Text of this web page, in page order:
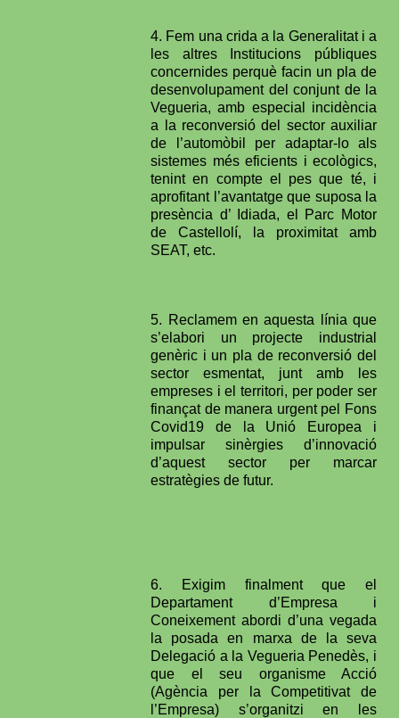
4. Fem una crida a la Generalitat i a
les altres Institucions públiques
concernides perquè facin un pla de
desenvolupament del conjunt de la
Vegueria, amb especial incidència
a la reconversió del sector auxiliar
de l’automòbil per adaptar-lo als
sistemes més eficients i ecològics,
tenint en compte el pes que té, i
aprofitant l’avantatge que suposa la
presència d’ Idiada, el Parc Motor
de Castellolí, la proximitat amb
SEAT, etc.
5. Reclamem en aquesta línia que
s’elabori un projecte industrial
genèric i un pla de reconversió del
sector esmentat, junt amb les
empreses i el territori, per poder ser
finançat de manera urgent pel Fons
Covid19 de la Unió Europea i
impulsar sinèrgies d’innovació
d’aquest sector per marcar
estratègies de futur.
6. Exigim finalment que el
Departament d’Empresa i
Coneixement abordi d’una vegada
la posada en marxa de la seva
Delegació a la Vegueria Penedès, i
que el seu organisme Acció
(Agència per la Competitivat de
l’Empresa) s’organitzi en les